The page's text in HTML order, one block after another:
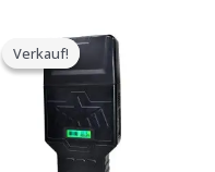
Verkauf!
Verkauf!